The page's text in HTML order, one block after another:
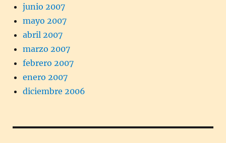
junio 2007
mayo 2007
abril 2007
marzo 2007
febrero 2007
enero 2007
diciembre 2006